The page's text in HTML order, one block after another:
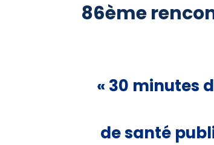
86ème
« 30 minutes
de santé